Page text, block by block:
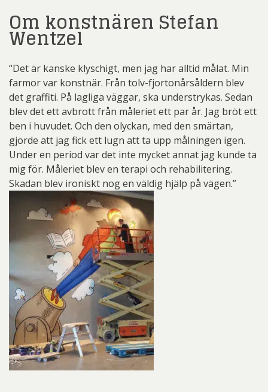
Om konstnären Stefan
Wentzel
“Det är kanske klyschigt, men jag har alltid målat. Min
farmor var konstnär. Från tolv-fjortonårsåldern blev
det graffiti. På lagliga väggar, ska understrykas. Sedan
blev det ett avbrott från måleriet ett par år. Jag bröt ett
ben i huvudet. Och den olyckan, med den smärtan,
gjorde att jag fick ett lugn att ta upp målningen igen.
Under en period var det inte mycket annat jag kunde ta
mig för. Måleriet blev en terapi och rehabilitering.
Skadan blev ironiskt nog en väldig hjälp på vägen.”